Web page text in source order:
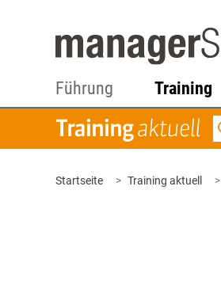
Führung Training
Startseite Training aktuell